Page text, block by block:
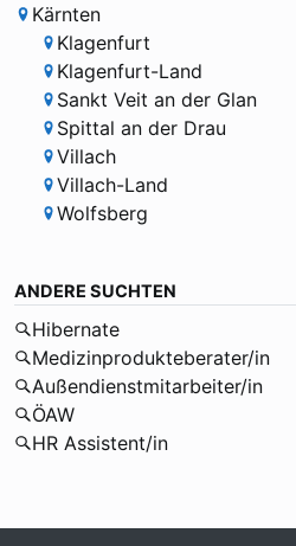
Kärnten
Klagenfurt
Klagenfurt-Land
Sankt Veit an der Glan
Spittal an der Drau
Villach
Villach-Land
Wolfsberg
ANDERE SUCHTEN
Hibernate
Medizinprodukteberater/in
Außendienstmitarbeiter/in
ÖAW
HR Assistent/in